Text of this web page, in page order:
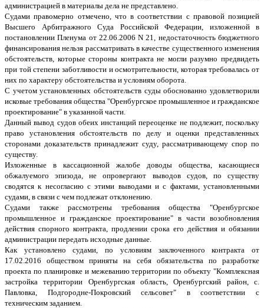
администрацией в материалы дела не представлено.
Судами правомерно отмечено, что в соответствии с правовой позицией
Высшего Арбитражного Суда Российской Федерации, изложенной в
постановлении Пленума от 22.06.2006 N 21, недостаточность бюджетного
финансирования нельзя рассматривать в качестве существенного изменения
обстоятельств, которые стороны контракта не могли разумно предвидеть
при той степени заботливости и осмотрительности, которая требовалась от
них по характеру обстоятельства и условиям оборота.
С учетом установленных обстоятельств суды обоснованно удовлетворили
исковые требования общества "Оренбургское промышленное и гражданское
проектирование" в указанной части.
Данный вывод судов обеих инстанций переоценке не подлежит, поскольку
право установления обстоятельств по делу и оценки представленных
сторонами доказательств принадлежит суду, рассматривающему спор по
существу.
Изложенные в кассационной жалобе доводы общества, касающиеся
обжалуемого эпизода, не опровергают выводов судов, по существу
сводятся к несогласию с этими выводами и с фактами, установленными
судами, в связи с чем подлежат отклонению.
Судами также рассмотрены требования общества "Оренбургское
промышленное и гражданское проектирование" в части возобновления
действия спорного контракта, продлении срока его действия и обязании
администрации передать исходные данные.
Как установлено судами, по условиям заключенного контракта от
17.02.2016 обществом приняты на себя обязательства по разработке
проекта по планировке и межеванию территории по объекту "Комплексная
застройка территории Оренбургская область, Оренбургский район, с.
Павловка, Подгородне-Покровский сельсовет" в соответствии с
техническим заданием.